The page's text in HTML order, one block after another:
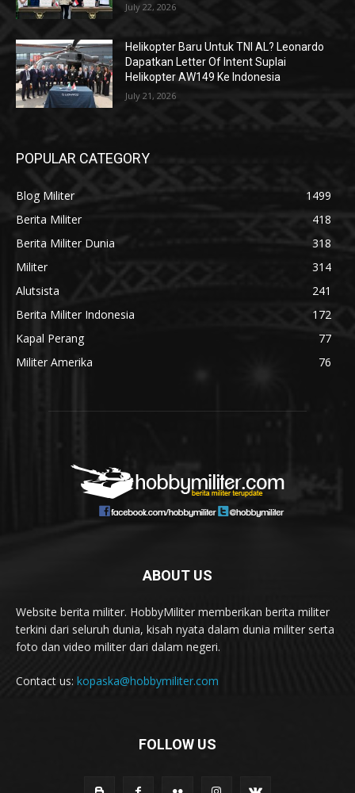
July 22, 2026
Helikopter Baru Untuk TNI AL? Leonardo
Dapatkan Letter Of Intent Suplai
Helikopter AW149 Ke Indonesia
July 21, 2026
POPULAR CATEGORY
Blog Militer
1499
Berita Militer
418
Berita Militer Dunia
318
Militer
314
Alutsista
241
Berita Militer Indonesia
172
Kapal Perang
77
Militer Amerika
76
ABOUT US
Website berita militer. HobbyMiliter memberikan berita militer
terkini dari seluruh dunia, kisah nyata dalam dunia militer serta
foto dan video militer dari dalam negeri.
Contact us: kopaska@hobbymiliter.com
FOLLOW US